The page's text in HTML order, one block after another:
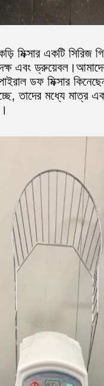
মিক্সার একটি সিরিজ
এবং
ডফ মিক্সার
তাদের মধ্যে মাত্র